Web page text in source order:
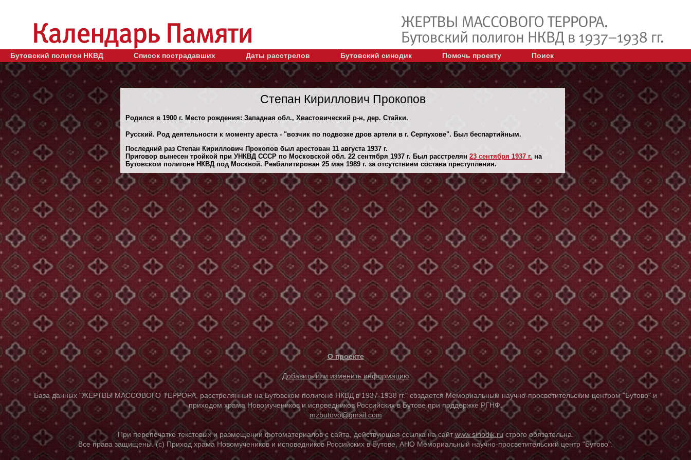
Бутовский полигон НКВД Список пострадавших Даты расстрелов Бутовский синодик Помочь проекту Поиск
Степан Кириллович Прокопов
Родился в 1900 г. Место рождения: Западная обл., Хвастовический р-н, дер. Стайки.
Русский. Род деятельности к моменту ареста - "возчик по подвозке дров артели в г. Серпухове". Был беспартийным.
Последний раз Степан Кириллович Прокопов был арестован 11 августа 1937 г.
Приговор вынесен тройкой при УНКВД СССР по Московской обл. 22 сентября 1937 г. Был расстрелян 23 сентября 1937 г. на
Бутовском полигоне НКВД под Москвой. Реабилитирован 25 мая 1989 г. за отсутствием состава преступления.
О проекте
Добавить или изменить информацию
База данных "ЖЕРТВЫ МАССОВОГО ТЕРРОРА, расстрелянные на Бутовском полигоне НКВД в 1937-1938 гг." создается Мемориальным научно-просветительским центром "Бутово" и
приходом храма Новомучеников и исповедников Российских в Бутове при поддержке РГНФ.
mzbutovo@gmail.com
При перепечатке текстовых и размещении фотоматериалов с сайта, действующая ссылка на сайтwww.sinodik.ru строго обязательна.
Все права защищены. (с) Приход храма Новомучеников и исповедников Российских в Бутове, АНО Мемориальный научно-просветительский центр "Бутово".